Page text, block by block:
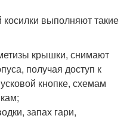
косилки выполняют такие
крышки, снимают
получая доступ к
кнопке, схемам
запах гари,